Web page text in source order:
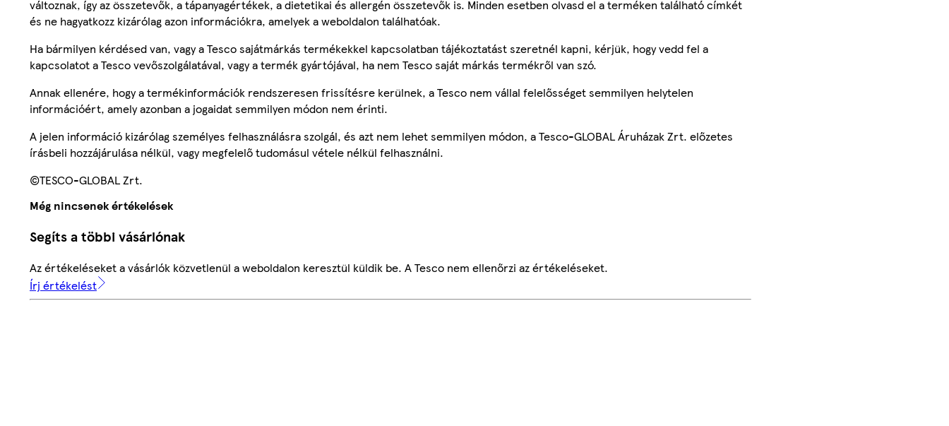
változnak, így az összetevők, a tápanyagértékek, a dietetikai és allergén összetevők is. Minden esetben olvasd el a terméken található címkét
és ne hagyatkozz kizárólag azon információkra, amelyek a weboldalon találhatóak.
Ha bármilyen kérdésed van, vagy a Tesco sajátmárkás termékekkel kapcsolatban tájékoztatást szeretnél kapni, kérjük, hogy vedd fel a
kapcsolatot a Tesco vevőszolgálatával, vagy a termék gyártójával, ha nem Tesco saját márkás termékről van szó.
Annak ellenére, hogy a termékinformációk rendszeresen frissítésre kerülnek, a Tesco nem vállal felelősséget semmilyen helytelen
információért, amely azonban a jogaidat semmilyen módon nem érinti.
A jelen információ kizárólag személyes felhasználásra szolgál, és azt nem lehet semmilyen módon, a Tesco-GLOBAL Áruházak Zrt. előzetes
írásbeli hozzájárulása nélkül, vagy megfelelő tudomásul vétele nélkül felhasználni.
©TESCO-GLOBAL Zrt.
Még nincsenek értékelések
Segíts a többi vásárlónak
Az értékeléseket a vásárlók közvetlenül a weboldalon keresztül küldik be. A Tesco nem ellenőrzi az értékeléseket.
Írj értékelést